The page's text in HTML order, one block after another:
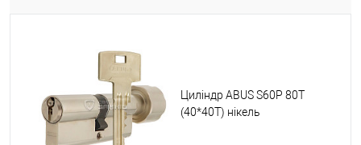
Циліндр ABUS S60P 80T
(40*40T) нікель